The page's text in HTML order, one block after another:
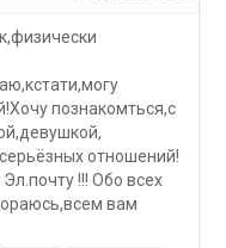
познакомться,с
отношений!
!!! Обо всех
вам